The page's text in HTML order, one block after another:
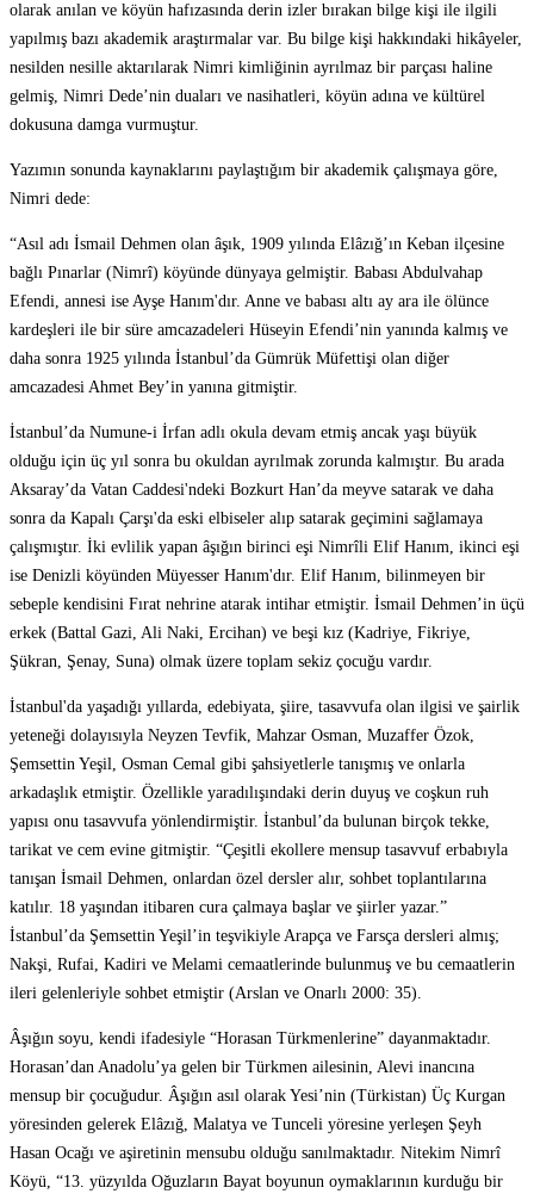
olarak anılan ve köyün hafızasında derin izler bırakan bilge kişi ile ilgili
yapılmış bazı akademik araştırmalar var. Bu bilge kişi hakkındaki hikâyeler,
nesilden nesille aktarılarak Nimri kimliğinin ayrılmaz bir parçası haline
gelmiş, Nimri Dede’nin duaları ve nasihatleri, köyün adına ve kültürel
dokusuna damga vurmuştur.
Yazımın sonunda kaynaklarını paylaştığım bir akademik çalışmaya göre,
Nimri dede:
“Asıl adı İsmail Dehmen olan âşık, 1909 yılında Elâzığ’ın Keban ilçesine
bağlı Pınarlar (Nimrî) köyünde dünyaya gelmiştir. Babası Abdulvahap
Efendi, annesi ise Ayşe Hanım'dır. Anne ve babası altı ay ara ile ölünce
kardeşleri ile bir süre amcazadeleri Hüseyin Efendi’nin yanında kalmış ve
daha sonra 1925 yılında İstanbul’da Gümrük Müfettişi olan diğer
amcazadesi Ahmet Bey’in yanına gitmiştir.
İstanbul’da Numune-i İrfan adlı okula devam etmiş ancak yaşı büyük
olduğu için üç yıl sonra bu okuldan ayrılmak zorunda kalmıştır. Bu arada
Aksaray’da Vatan Caddesi'ndeki Bozkurt Han’da meyve satarak ve daha
sonra da Kapalı Çarşı'da eski elbiseler alıp satarak geçimini sağlamaya
çalışmıştır. İki evlilik yapan âşığın birinci eşi Nimrîli Elif Hanım, ikinci eşi
ise Denizli köyünden Müyesser Hanım'dır. Elif Hanım, bilinmeyen bir
sebeple kendisini Fırat nehrine atarak intihar etmiştir. İsmail Dehmen’in üçü
erkek (Battal Gazi, Ali Naki, Ercihan) ve beşi kız (Kadriye, Fikriye,
Şükran, Şenay, Suna) olmak üzere toplam sekiz çocuğu vardır.
İstanbul'da yaşadığı yıllarda, edebiyata, şiire, tasavvufa olan ilgisi ve şairlik
yeteneği dolayısıyla Neyzen Tevfik, Mahzar Osman, Muzaffer Özok,
Şemsettin Yeşil, Osman Cemal gibi şahsiyetlerle tanışmış ve onlarla
arkadaşlık etmiştir. Özellikle yaradılışındaki derin duyuş ve coşkun ruh
yapısı onu tasavvufa yönlendirmiştir. İstanbul’da bulunan birçok tekke,
tarikat ve cem evine gitmiştir. “Çeşitli ekollere mensup tasavvuf erbabıyla
tanışan İsmail Dehmen, onlardan özel dersler alır, sohbet toplantılarına
katılır. 18 yaşından itibaren cura çalmaya başlar ve şiirler yazar.”
İstanbul’da Şemsettin Yeşil’in teşvikiyle Arapça ve Farsça dersleri almış;
Nakşi, Rufai, Kadiri ve Melami cemaatlerinde bulunmuş ve bu cemaatlerin
ileri gelenleriyle sohbet etmiştir (Arslan ve Onarlı 2000: 35).
Âşığın soyu, kendi ifadesiyle “Horasan Türkmenlerine” dayanmaktadır.
Horasan’dan Anadolu’ya gelen bir Türkmen ailesinin, Alevi inancına
mensup bir çocuğudur. Âşığın asıl olarak Yesi’nin (Türkistan) Üç Kurgan
yöresinden gelerek Elâzığ, Malatya ve Tunceli yöresine yerleşen Şeyh
Hasan Ocağı ve aşiretinin mensubu olduğu sanılmaktadır. Nitekim Nimrî
Köyü, “13. yüzyılda Oğuzların Bayat boyunun oymaklarının kurduğu bir